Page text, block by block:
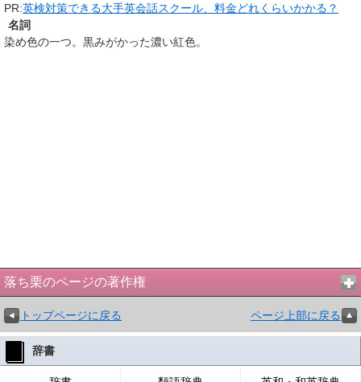
PR:英検対策できる大手英会話スクール、料金どれくらいかかる？
名詞
染め色の一つ。黒みがかった濃い紅色。
落ち栗のページの著作権
トップページに戻る ページ上部に戻る
辞書